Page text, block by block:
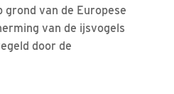
grond van de Europese
van de ijsvogels
door de